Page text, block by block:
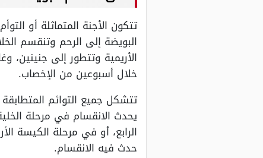
تتكون الأجنة المتماثلة أو
الأريمية وتتطور إلى
خلال أسبوعين من الإخصاب.
تتشكل جميع التوائم
يحدث الانقسام في مرحلة
الرابع، أو في مرحلة الكيسة
حدث فيه الانقسام.